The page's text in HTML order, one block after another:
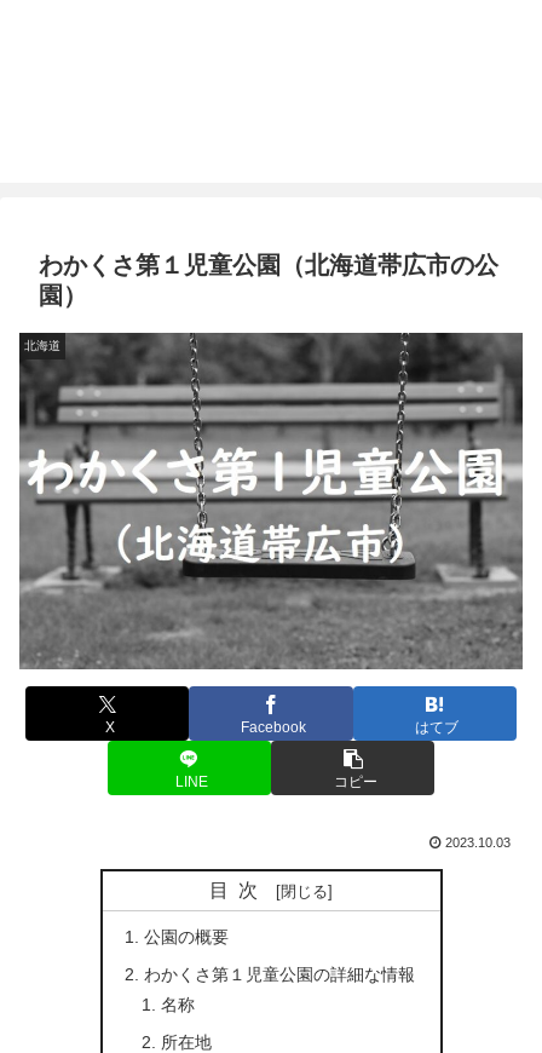
わかくさ第１児童公園（北海道帯広市の公
園）
北海道
X Facebook はてブ
LINE コピー
2023.10.03
目次
公園の概要
わかくさ第１児童公園の詳細な情報
名称
所在地